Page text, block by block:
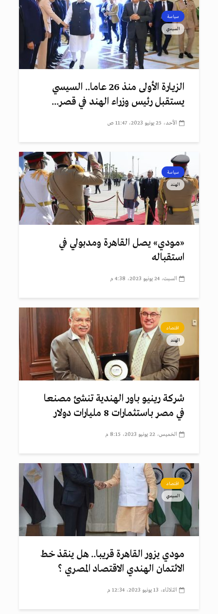
سياسة
السيسي
الزيارة الأولى منذ 26 عاما.. السيسي
يستقبل رئيس وزراء الهند في قصر...
الأحد، 25 يونيو 2023، 11:47 ص
سياسة
الهند
«مودي» يصل القاهرة ومدبولي في
استقباله
السبت، 24 يونيو 2023، 4:38 م
اقتصاد
الهند
شركة رينيو باور الهندية تنشئ مصنعا
في مصر باستثمارات 8 مليارات دولار
الخميس، 22 يونيو 2023، 8:15 م
اقتصاد
السيسي
مودي يزور القاهرة قريبا.. هل ينقذ خط
الائتمان الهندي الاقتصاد المصري ؟
الثلاثاء، 13 يونيو 2023، 12:34 م